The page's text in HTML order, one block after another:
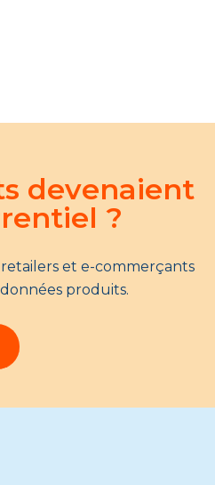
devenaient
?
et e-commerçants
produits.